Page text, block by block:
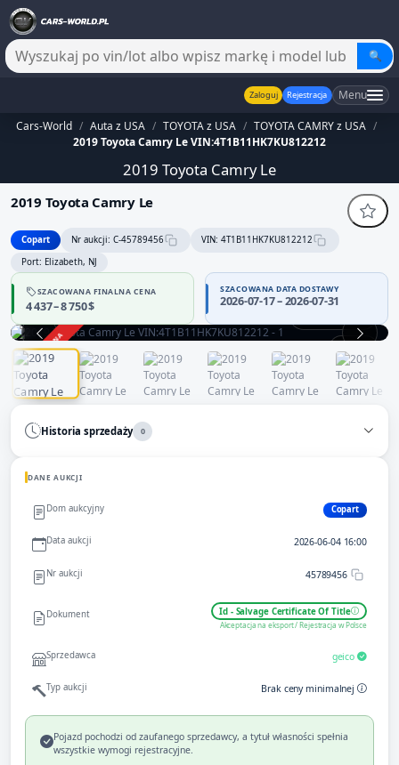
🔍
Zaloguj Rejestracja Menu
Cars-World / Auta z USA / TOYOTA z USA / TOYOTA CAMRY z USA /
2019 Toyota Camry Le VIN:4T1B11HK7KU812212
2019 Toyota Camry Le
2019 Toyota Camry Le
Copart Nr aukcji: C-45789456
VIN: 4T1B11HK7KU812212
Port: Elizabeth, NJ
SZACOWANA FINALNA CENA
4 437 – 8 750 $
SZACOWANA DATA DOSTAWY
2026-07-17 – 2026-07-31
ZAKOŃCZONA
Historia sprzedaży 0
DANE AUKCJI
Dom aukcyjny Copart
Data aukcji 2026-06-04 16:00
Nr aukcji 45789456
Dokument Id - Salvage Certificate Of Title
Akceptacja na eksport / Rejestracja w Polsce
Sprzedawca geico
Typ aukcji Brak ceny minimalnej
Pojazd pochodzi od zaufanego sprzedawcy, a tytuł własności spełnia
wszystkie wymogi rejestracyjne.